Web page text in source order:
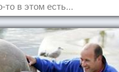
то в этом есть...